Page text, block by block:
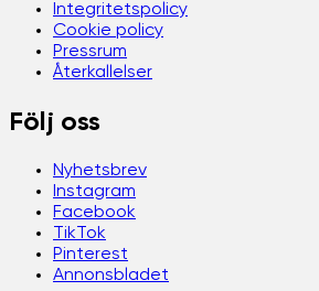
Integritetspolicy
Cookie policy
Pressrum
Återkallelser
Följ oss
Nyhetsbrev
Instagram
Facebook
TikTok
Pinterest
Annonsbladet